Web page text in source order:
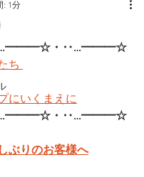
: 1分
・‥…━━━☆
ち
にいくまえに
・‥…━━━☆
ぶりのお客様へ